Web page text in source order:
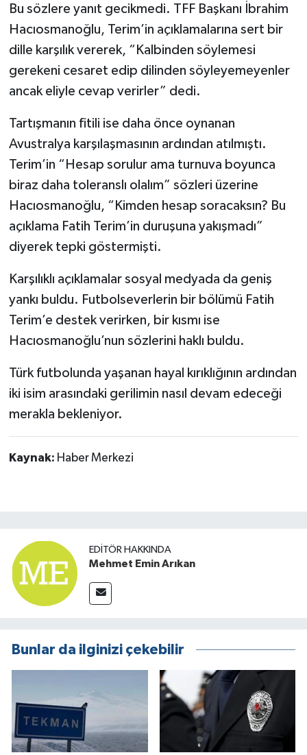
Bu sözlere yanıt gecikmedi. TFF Başkanı İbrahim
Hacıosmanoğlu, Terim’in açıklamalarına sert bir
dille karşılık vererek, “Kalbinden söylemesi
gerekeni cesaret edip dilinden söyleyemeyenler
ancak eliyle cevap verirler” dedi.
Tartışmanın fitili ise daha önce oynanan
Avustralya karşılaşmasının ardından atılmıştı.
Terim’in “Hesap sorulur ama turnuva boyunca
biraz daha toleranslı olalım” sözleri üzerine
Hacıosmanoğlu, “Kimden hesap soracaksın? Bu
açıklama Fatih Terim’in duruşuna yakışmadı”
diyerek tepki göstermişti.
Karşılıklı açıklamalar sosyal medyada da geniş
yankı buldu. Futbolseverlerin bir bölümü Fatih
Terim’e destek verirken, bir kısmı ise
Hacıosmanoğlu’nun sözlerini haklı buldu.
Türk futbolunda yaşanan hayal kırıklığının ardından
iki isim arasındaki gerilimin nasıl devam edeceği
merakla bekleniyor.
Kaynak: Haber Merkezi
EDITÖR HAKKINDA
Mehmet Emin Arıkan
Bunlar da ilginizi çekebilir